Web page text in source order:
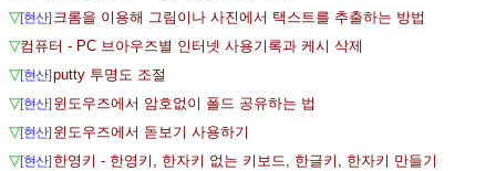
▽[현산] 크롬을 이용해 그림이나 사진에서 택스트를 추출하는 방법
▽컴퓨터 - PC 브아우즈별 인터넷 사용기록과 케시 삭제
▽[현산]putty 투명도 조절
▽[현산] 윈도우즈에서 암호없이 폴드 공유하는 법
▽[현산] 윈도우즈에서 돋보기 사용하기
▽[현산] 한영키 - 한영키, 한자키 없는 키보드, 한글키, 한자키 만들기